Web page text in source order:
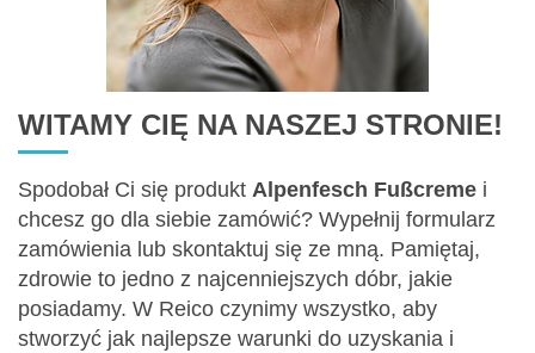
WITAMY CIĘ NA NASZEJ STRONIE!
Spodobał Ci się produkt Alpenfesch Fußcreme i
chcesz go dla siebie zamówić? Wypełnij formularz
zamówienia lub skontaktuj się ze mną. Pamiętaj,
zdrowie to jedno z najcenniejszych dóbr, jakie
posiadamy. W Reico czynimy wszystko, aby
stworzyć jak najlepsze warunki do uzyskania i